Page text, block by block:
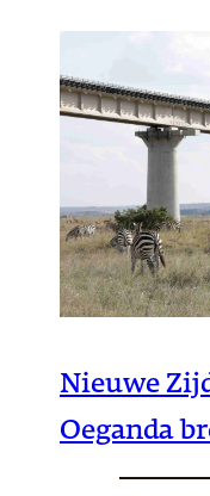
Nieuwe
Oeganda